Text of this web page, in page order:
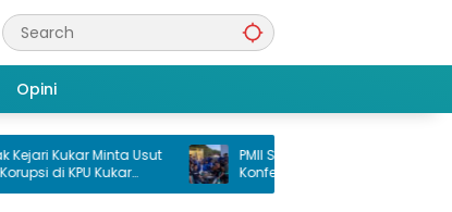
Opini
Minta Usut
Kukar
PSU
PMII Samarinda Gelar Pembukaan
Konfercab XXXV, Taufikuddin Ajak Seluruh
Kader Perkuat Persatuan